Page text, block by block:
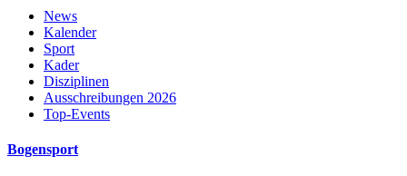
News
Kalender
Sport
Kader
Disziplinen
Ausschreibungen 2026
Top-Events
Bogensport